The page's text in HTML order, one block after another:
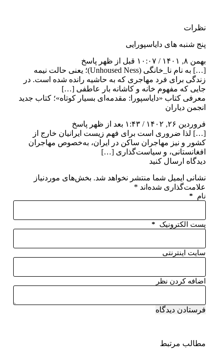
نظرات
پنج شنبه‌ های دایاسپورایی
بهمن ۸, ۱۴۰۱ / ۱۰:۰۷ قبل از ظهر
پاسخ
[…] به نام نا_خانگی (Unhoused Ness)؛ یعنی حالت نیمه
زندگی برای فرد مهاجری که به حاشیه رانده شده است. در
جایی که ‌مفهوم ‌خانه‌ و کاشانه ‌بار ‌عاطفی […]
معرفی کتاب «دایاسپورا: مقدمه‌­ای بسیار کوتاه»؛ کتاب جدید
انجمن دیاران
فروردین ۲۶, ۱۴۰۲ / ۱:۴۳ بعد از ظهر
پاسخ
[…] لذا ضروری است برای فهم زیست ایرانیان خارج از
کشور و نیز مهاجران ساکن در ایران، به­‌خصوص مهاجران
افغانستانی، و سیاست‌گذاری […]
دیدگاه ارسال کنید
نشانی ایمیل شما منتشر نخواهد شد. بخش‌های موردنیاز
علامت‌گذاری شده‌اند *
نام *
پست الکترونیک *
سایت اینترنتی
اضافه کردن نظر
فرستادن دیدگاه
مطالب مرتبط